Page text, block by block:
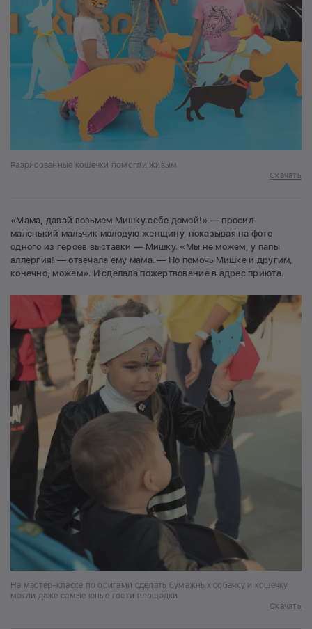
Разрисованные кошечки помогли живым
Скачать
«Мама, давай возьмем Мишку себе домой!» — просил
маленький мальчик молодую женщину, показывая на фото
одного из героев выставки — Мишку. «Мы не можем, у папы
аллергия! — отвечала ему мама. — Но помочь Мишке и другим,
конечно, можем». И сделала пожертвование в адрес приюта.
На мастер-классе по оригами сделать бумажных собачку и кошечку
могли даже самые юные гости площадки
Скачать